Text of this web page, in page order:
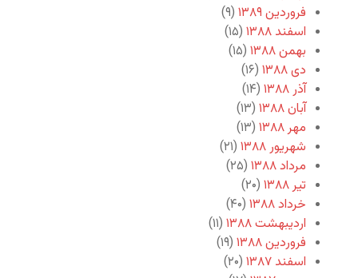
فروردین ۱۳۸۹
(۹)
اسفند ۱۳۸۸
(۱۵)
بهمن ۱۳۸۸
(۱۵)
دی ۱۳۸۸
(۱۶)
آذر ۱۳۸۸
(۱۴)
آبان ۱۳۸۸
(۱۳)
مهر ۱۳۸۸
(۱۳)
شهریور ۱۳۸۸
(۲۱)
مرداد ۱۳۸۸
(۲۵)
تیر ۱۳۸۸
(۲۰)
خرداد ۱۳۸۸
(۴۰)
اردیبهشت ۱۳۸۸
(۱۱)
فروردین ۱۳۸۸
(۱۹)
اسفند ۱۳۸۷
(۲۰)